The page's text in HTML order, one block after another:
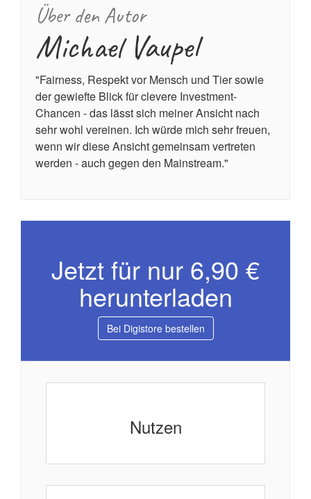
Über den Autor
Michael Vaupel
"Fairness, Respekt vor Mensch und Tier sowie
der gewiefte Blick für clevere Investment-
Chancen - das lässt sich meiner Ansicht nach
sehr wohl vereinen. Ich würde mich sehr freuen,
wenn wir diese Ansicht gemeinsam vertreten
werden - auch gegen den Mainstream."
Jetzt für nur 6,90 €
herunterladen
Bei Digistore bestellen
Nutzen